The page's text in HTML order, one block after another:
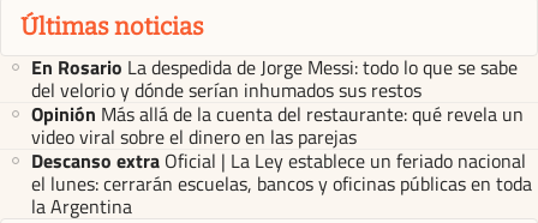
Últimas noticias
En Rosario La despedida de Jorge Messi: todo lo que se sabe
del velorio y dónde serían inhumados sus restos
Opinión Más allá de la cuenta del restaurante: qué revela un
video viral sobre el dinero en las parejas
Descanso extra Oficial | La Ley establece un feriado nacional
el lunes: cerrarán escuelas, bancos y oficinas públicas en toda
la Argentina